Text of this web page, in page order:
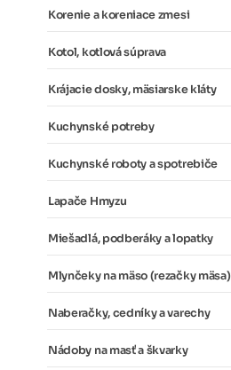
Korenie a koreniace zmesi
Kotol, kotlová súprava
Krájacie dosky, mäsiarske kláty
Kuchynské potreby
Kuchynské roboty a spotrebiče
Lapače Hmyzu
Miešadlá, podberáky a lopatky
Mlynčeky na mäso (rezačky mäsa)
Naberačky, cedníky a varechy
Nádoby na masť a škvarky